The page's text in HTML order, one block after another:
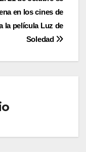
en los cines de
la película Luz de
Soledad